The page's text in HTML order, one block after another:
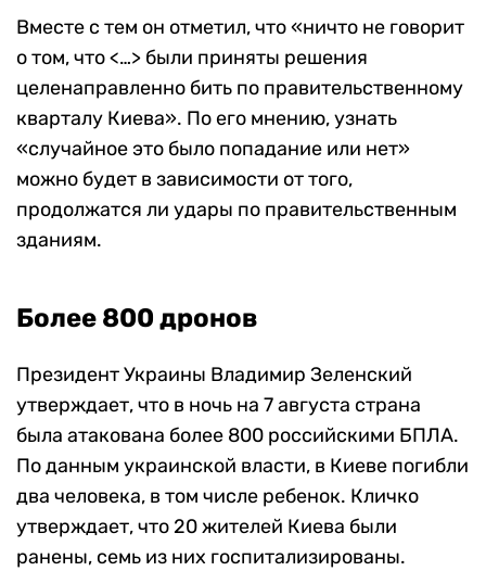
Вместе с тем он отметил, что «ничто не говорит
о том, что <…> были приняты решения
целенаправленно бить по правительственному
кварталу Киева». По его мнению, узнать
«случайное это было попадание или нет»
можно будет в зависимости от того,
продолжатся ли удары по правительственным
зданиям.
Более 800 дронов
Президент Украины Владимир Зеленский
утверждает, что в ночь на 7 августа страна
была атакована более 800 российскими БПЛА.
По данным украинской власти, в Киеве погибли
два человека, в том числе ребенок. Кличко
утверждает, что 20 жителей Киева были
ранены, семь из них госпитализированы.